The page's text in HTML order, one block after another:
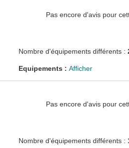
Pas encore d'avis pour
Nombre d'équipements différents :
Equipements : Afficher
Pas encore d'avis pour
Nombre d'équipements différents :